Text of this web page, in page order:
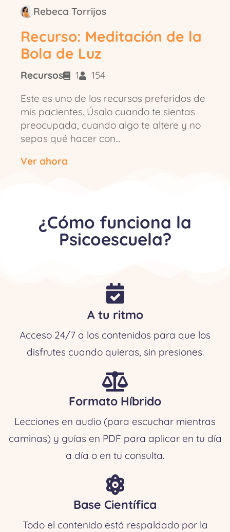
Rebeca Torrijos
Recurso: Meditación de la
Bola de Luz
Recursos 1
154
Este es uno de los recursos preferidos de
mis pacientes. Úsalo cuando te sientas
preocupada, cuando algo te altere y no
sepas qué hacer con...
Ver ahora
¿Cómo funciona la
Psicoescuela?
A tu ritmo
Acceso 24/7 a los contenidos para que los
disfrutes cuando quieras, sin presiones.
Formato Híbrido
Lecciones en audio (para escuchar mientras
caminas) y guías en PDF para aplicar en tu día
a día o en tu consulta.
Base Científica
Todo el contenido está respaldado por la